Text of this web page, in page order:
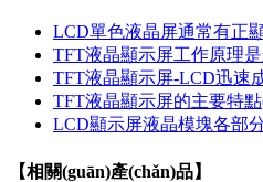
LCD單色液晶屏通常有正顯
TFT液晶顯示屏工作原理
TFT液晶顯示屏-LCD迅速
TFT液晶顯示屏的主要特
LCD顯示屏液晶模塊各部
【相關(guān)產(chǎn)品】